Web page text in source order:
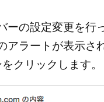
ーの設定変更を行
アラートが表示さ
クリックします。